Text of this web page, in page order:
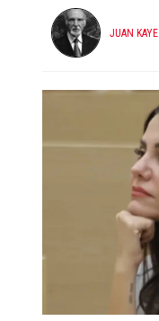
JUAN KAYE